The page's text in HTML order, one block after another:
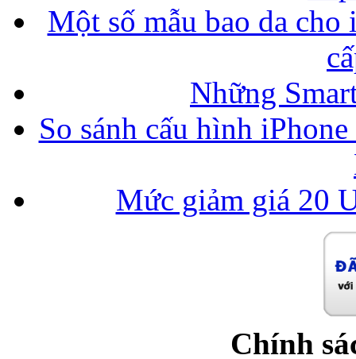
Một số mẫu bao da
Những
So sánh cấu hình
Mức giảm giá 20
Chính